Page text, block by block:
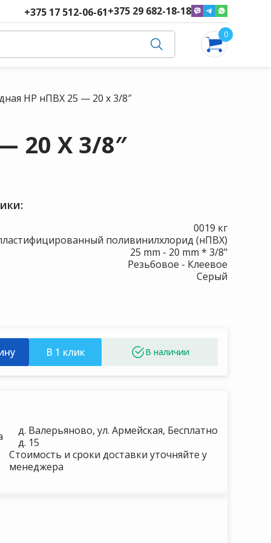
0
+375 17 512-06-61+375 29 682-18-18
НР нПВХ 25 — 20 х 3/8″
20 Х 3/8″
0019 кг
поливинилхлорид (нПВХ)
25 mm - 20 mm * 3/8"
Резьбовое - Клеевое
Серый
В 1 клик
д. Валерьяново, ул. Армейская,
д. 15
Бесплатно
Стоимость и сроки доставки уточняйте у
менеджера